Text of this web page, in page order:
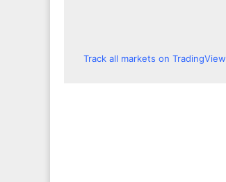
Track all markets on TradingView